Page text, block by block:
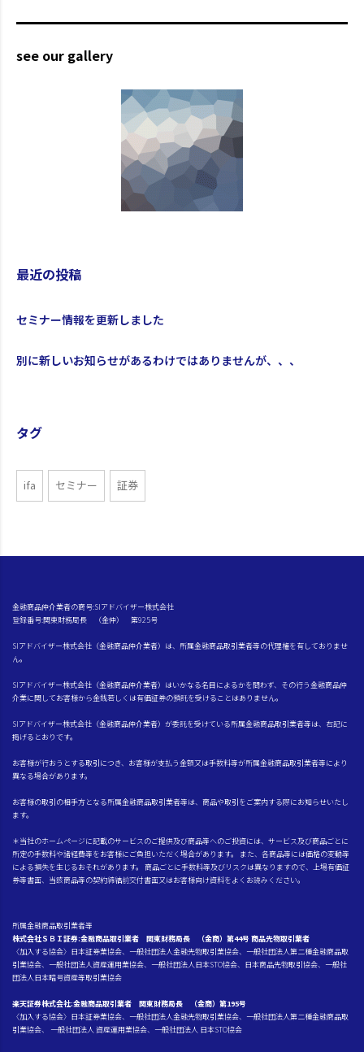
see our gallery
最近の投稿
セミナー情報を更新しました
別に新しいお知らせがあるわけではありませんが、、、
タグ
ifa セミナー 証券
金融商品仲介業者の商号:SIアドバイザー株式会社
登録番号:関東財務局長 （金仲） 第925号
SIアドバイザー株式会社（金融商品仲介業者）は、所属金融商品取引業者等の代理権を有しておりませ
ん。
SIアドバイザー株式会社（金融商品仲介業者）はいかなる名目によるかを問わず、その行う金融商品仲
介業に関してお客様から金銭若しくは有価証券の預託を受けることはありません。
SIアドバイザー株式会社（金融商品仲介業者）が委託を受けている所属金融商品取引業者等は、右記に
掲げるとおりです。
お客様が行おうとする取引につき、お客様が支払う金額又は手数料等が所属金融商品取引業者等により
異なる場合があります。
お客様の取引の相手方となる所属金融商品取引業者等は、商品や取引をご案内する際にお知らせいたし
ます。
＊当社のホームページに記載のサービスのご提供及び商品等へのご投資には、サービス及び商品ごとに
所定の手数料や諸経費等をお客様にご負担いただく場合があります。 また、各商品等には価格の変動等
による損失を生じるおそれがあります。 商品ごとに手数料等及びリスクは異なりますので、上場有価証
券等書面、当該商品等の契約締結前交付書面又はお客様向け資料をよくお読みください。
所属金融商品取引業者等
株式会社ＳＢＩ証券:金融商品取引業者 関東財務局長 （金商）第44号 商品先物取引業者
〈加入する協会〉日本証券業協会、一般社団法人金融先物取引業協会、一般社団法人第二種金融商品取
引業協会、一般社団法人資産運用業協会、一般社団法人日本STO協会、日本商品先物取引協会、一般社
団法人日本暗号資産等取引業協会
楽天証券株式会社:金融商品取引業者 関東財務局長 （金商）第195号
〈加入する協会〉日本証券業協会、一般社団法人金融先物取引業協会、一般社団法人第二種金融商品取
引業協会、 一般社団法人 資産運用業協会、一般社団法人 日本STO協会